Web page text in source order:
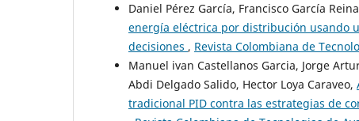
Daniel Pérez García, Francisco García
energía eléctrica por distribución usando
decisiones , Revista Colombiana de
Manuel ivan Castellanos Garcia, Jorge
Abdi Delgado Salido, Hector Loya Caraveo,
tradicional PID contra las estrategias de